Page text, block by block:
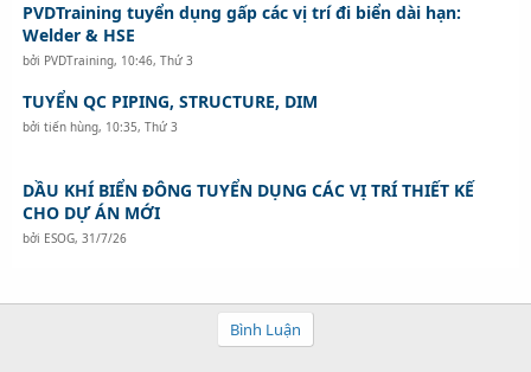
PVDTraining tuyển dụng gấp các vị trí đi biển dài hạn:
Welder & HSE
bởi PVDTraining, 10:46, Thứ 3
TUYỂN QC PIPING, STRUCTURE, DIM
bởi tiến hùng, 10:35, Thứ 3
DẦU KHÍ BIỂN ĐÔNG TUYỂN DỤNG CÁC VỊ TRÍ THIẾT KẾ
CHO DỰ ÁN MỚI
bởi ESOG, 31/7/26
Bình Luận